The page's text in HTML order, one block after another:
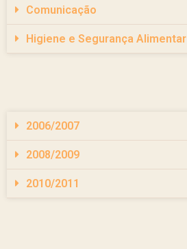
Comunicação
Higiene e Segurança Alimentar
2006/2007
2008/2009
2010/2011